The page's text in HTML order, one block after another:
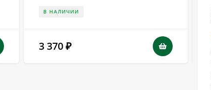
В НАЛИЧИИ
3 370 ₽